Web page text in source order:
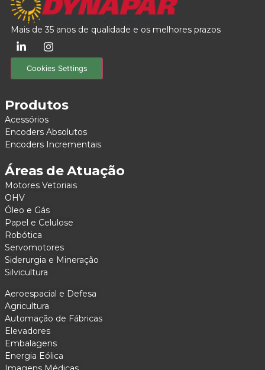
Mais de 35 anos de qualidade e os melhores prazos
Cookies Settings
Produtos
Acessórios
Encoders Absolutos
Encoders Incrementais
Áreas de Atuação
Motores Vetoriais
OHV
Óleo e Gás
Papel e Celulose
Robótica
Servomotores
Siderurgia e Mineração
Silvicultura
Aeroespacial e Defesa
Agricultura
Automação de Fábricas
Elevadores
Embalagens
Energia Eólica